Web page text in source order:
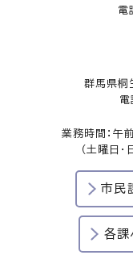
群馬県
業務時間：
（土曜日
市民
各課